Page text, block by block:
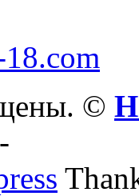
©
-